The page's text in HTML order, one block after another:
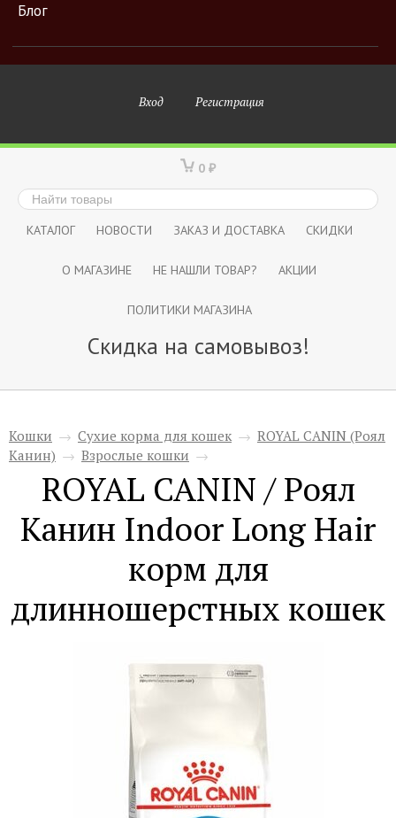
Блог
Вход Регистрация
0 ₽
КАТАЛОГ НОВОСТИ ЗАКАЗ И ДОСТАВКА СКИДКИ
О МАГАЗИНЕ НЕ НАШЛИ ТОВАР? АКЦИИ
ПОЛИТИКИ МАГАЗИНА
Скидка на самовывоз!
Кошки → Сухие корма для кошек → ROYAL CANIN (Роял
Канин) → Взрослые кошки →
ROYAL CANIN / Роял
Канин Indoor Long Hair
корм для
длинношерстных кошек